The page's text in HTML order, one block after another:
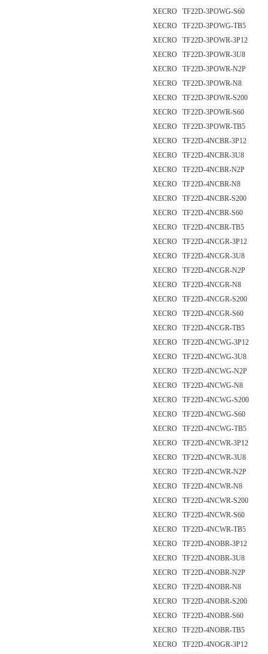
XECRO TF22D-3POWG-S60
XECRO TF22D-3POWG-TB5
XECRO TF22D-3POWR-3P12
XECRO TF22D-3POWR-3U8
XECRO TF22D-3POWR-N2P
XECRO TF22D-3POWR-N8
XECRO TF22D-3POWR-S200
XECRO TF22D-3POWR-S60
XECRO TF22D-3POWR-TB5
XECRO TF22D-4NCBR-3P12
XECRO TF22D-4NCBR-3U8
XECRO TF22D-4NCBR-N2P
XECRO TF22D-4NCBR-N8
XECRO TF22D-4NCBR-S200
XECRO TF22D-4NCBR-S60
XECRO TF22D-4NCBR-TB5
XECRO TF22D-4NCGR-3P12
XECRO TF22D-4NCGR-3U8
XECRO TF22D-4NCGR-N2P
XECRO TF22D-4NCGR-N8
XECRO TF22D-4NCGR-S200
XECRO TF22D-4NCGR-S60
XECRO TF22D-4NCGR-TB5
XECRO TF22D-4NCWG-3P12
XECRO TF22D-4NCWG-3U8
XECRO TF22D-4NCWG-N2P
XECRO TF22D-4NCWG-N8
XECRO TF22D-4NCWG-S200
XECRO TF22D-4NCWG-S60
XECRO TF22D-4NCWG-TB5
XECRO TF22D-4NCWR-3P12
XECRO TF22D-4NCWR-3U8
XECRO TF22D-4NCWR-N2P
XECRO TF22D-4NCWR-N8
XECRO TF22D-4NCWR-S200
XECRO TF22D-4NCWR-S60
XECRO TF22D-4NCWR-TB5
XECRO TF22D-4NOBR-3P12
XECRO TF22D-4NOBR-3U8
XECRO TF22D-4NOBR-N2P
XECRO TF22D-4NOBR-N8
XECRO TF22D-4NOBR-S200
XECRO TF22D-4NOBR-S60
XECRO TF22D-4NOBR-TB5
XECRO TF22D-4NOGR-3P12